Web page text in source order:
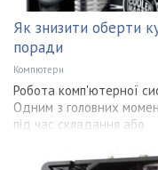
Як знизити оберти
поради
Компютери
Робота комп'ютерної
Одним з головних
під час складання або